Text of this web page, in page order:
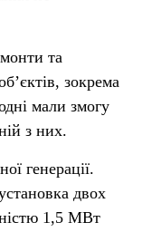
та
зокрема
мали змогу
з них.
генерації.
двох
1,5 МВт